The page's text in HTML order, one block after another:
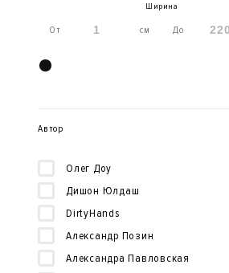
Ширина
От см До
Автор
Олег Доу
Дишон Юлдаш
DirtyHands
Александр Позин
Александра Павловская